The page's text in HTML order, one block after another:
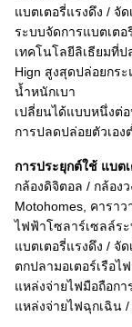
แบตเตอรี่แรงดึง / จั
ระบบจัดการแบตเตอ
เทคโนโลยีลิเธียมที่ป
Hign สูงสุดปล่อยกระ
น้ำหนักเบา
เปลี่ยนได้แบบหนึ่งต่
การปลดปล่อยตัวเอง
การประยุกต์ใช้ แบต
กล้องดิจิตอล / กล้อง
Motohomes, คารา
ไฟฟ้าโซลาร์เซลล์ร
แบตเตอรี่แรงดึง / จั
ตกปลามอเตอร์เรือไ
แหล่งจ่ายไฟมือถือก
แหล่งจ่ายไฟฉุกเฉิน /